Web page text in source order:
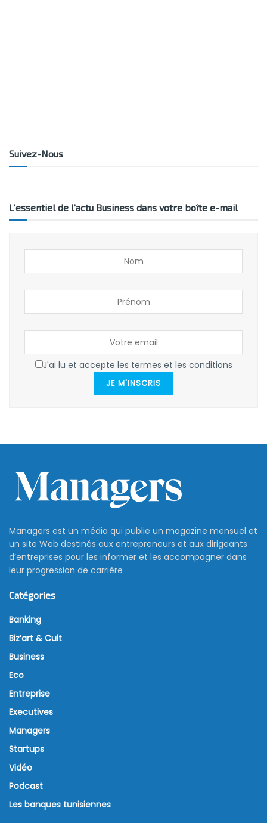
Suivez-Nous
L’essentiel de l’actu Business dans votre boîte e-mail
J'ai lu et accepte les termes et les conditions
JE M'INSCRIS
Managers est un média qui publie un magazine mensuel et
un site Web destinés aux entrepreneurs et aux dirigeants
d’entreprises pour les informer et les accompagner dans
leur progression de carrière
Catégories
Banking
Biz’art & Cult
Business
Eco
Entreprise
Executives
Managers
Startups
Vidéo
Podcast
Les banques tunisiennes